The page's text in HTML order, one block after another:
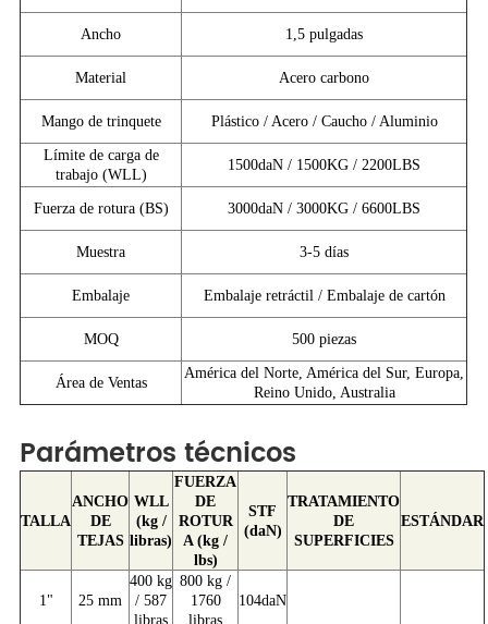
Ancho 1,5 pulgadas
Material Acero carbono
Mango de trinquete Plástico / Acero / Caucho / Aluminio
Límite de carga de
trabajo (WLL)
1500daN / 1500KG / 2200LBS
Fuerza de rotura (BS) 3000daN / 3000KG / 6600LBS
Muestra 3-5 días
Embalaje Embalaje retráctil / Embalaje de cartón
MOQ 500 piezas
Área de Ventas
América del Norte, América del Sur, Europa,
Reino Unido, Australia
Parámetros técnicos
TALLA
ANCHO
DE
TEJAS
WLL
(kg /
libras)
FUERZA
DE
ROTUR
A (kg /
lbs)
STF
(daN)
TRATAMIENTO
DE
SUPERFICIES
ESTÁNDAR
1" 25 mm
400 kg
/ 587
libras
800 kg /
1760
libras
104daN